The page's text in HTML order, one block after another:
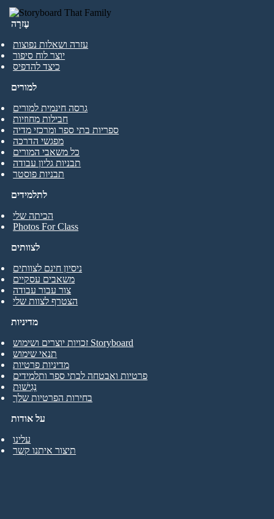
עֶזרָה
עזרה ושאלות נפוצות
יוצר לוח סיפור
כיצד להדפיס
לתלמידים
הכיתה שלי
Photos For Class
למורים
גרסה חינמית למורים
חבילות מחוזיות
ספריות בתי ספר ומרכזי מדיה
מפגשי הדרכה
כל משאבי המורים
תבניות גליון עבודה
תבניות פוסטר
לצוותים
ניסיון חינם לצוותים
משאבים עסקיים
צור עבור עבודה
הצטרף לצוות שלי
על אודות
עלינו
תיצור איתנו קשר
מדיניות
זכויות יוצרים ושימוש Storyboard
תנאי שימוש
מדיניות פרטיות
פרטיות ואבטחה לבתי ספר ותלמידים
נְגִישׁוּת
בחירות הפרטיות שלך